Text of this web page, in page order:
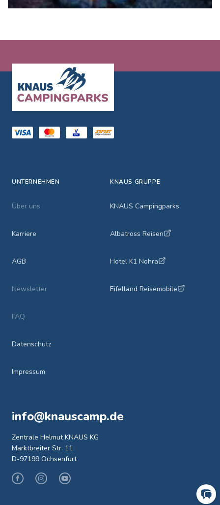
UNTERNEHMEN
Über uns
Karriere
AGB
Newsletter
FAQ
Datenschutz
Impressum
KNAUS GRUPPE
KNAUS Campingparks
Albatross Reisen
Hotel K1 Nohra
Eifelland Reisemobile
info@knauscamp.de
Zentrale Helmut KNAUS KG
Marktbreiter Str. 11
D-97199 Ochsenfurt
FacebookInstagramYoutube